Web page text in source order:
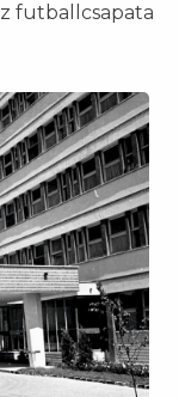
futballcsapata